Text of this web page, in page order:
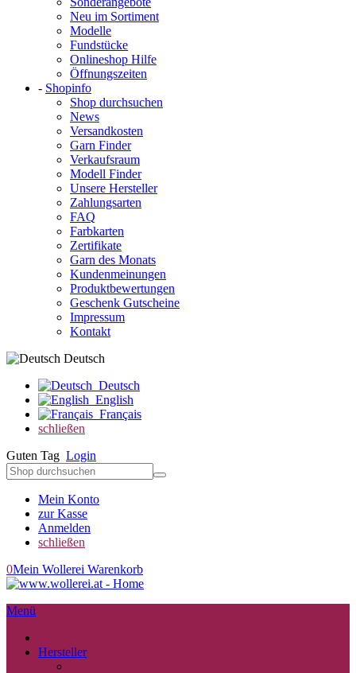
Neu im Sortiment
Modelle
Fundstücke
Onlineshop Hilfe
Öffnungszeiten
- Shopinfo
Shop durchsuchen
News
Versandkosten
Garn Finder
Verkaufsraum
Modell Finder
Unsere Hersteller
Zahlungsarten
FAQ
Farbkarten
Zertifikate
Garn des Monats
Kundenmeinungen
Produktbewertungen
Geschenk Gutscheine
Impressum
Kontakt
Deutsch
Deutsch
English
Français
schließen
Guten Tag Login
Mein Konto
zur Kasse
Anmelden
schließen
0Mein Wollerei Warenkorb
Menü
Hersteller